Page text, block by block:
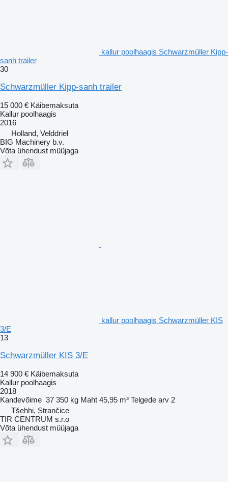
kallur poolhaagis Schwarzmüller Kipp-
sanh trailer
30
Schwarzmüller Kipp-sanh trailer
15 000 € Käibemaksuta
Kallur poolhaagis
2016
Holland, Velddriel
BIG Machinery b.v.
Võta ühendust müüjaga
kallur poolhaagis Schwarzmüller KIS
3/E
13
Schwarzmüller KIS 3/E
14 900 € Käibemaksuta
Kallur poolhaagis
2018
Kandevõime 37 350 kg Maht 45,95 m³ Telgede arv 2
Tšehhi, Strančice
TIR CENTRUM s.r.o
Võta ühendust müüjaga